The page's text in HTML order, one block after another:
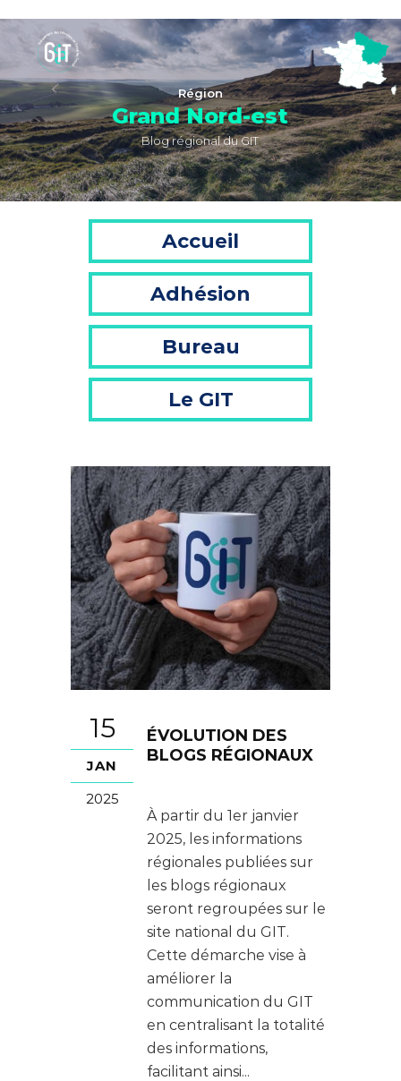
Région
Grand Nord-est
Blog régional du GIT
Accueil
Adhésion
Bureau
Le GIT
15
JAN
2025
ÉVOLUTION DES
BLOGS RÉGIONAUX
À partir du 1er janvier
2025, les informations
régionales publiées sur
les blogs régionaux
seront regroupées sur le
site national du GIT.
Cette démarche vise à
améliorer la
communication du GIT
en centralisant la totalité
des informations,
facilitant ainsi...